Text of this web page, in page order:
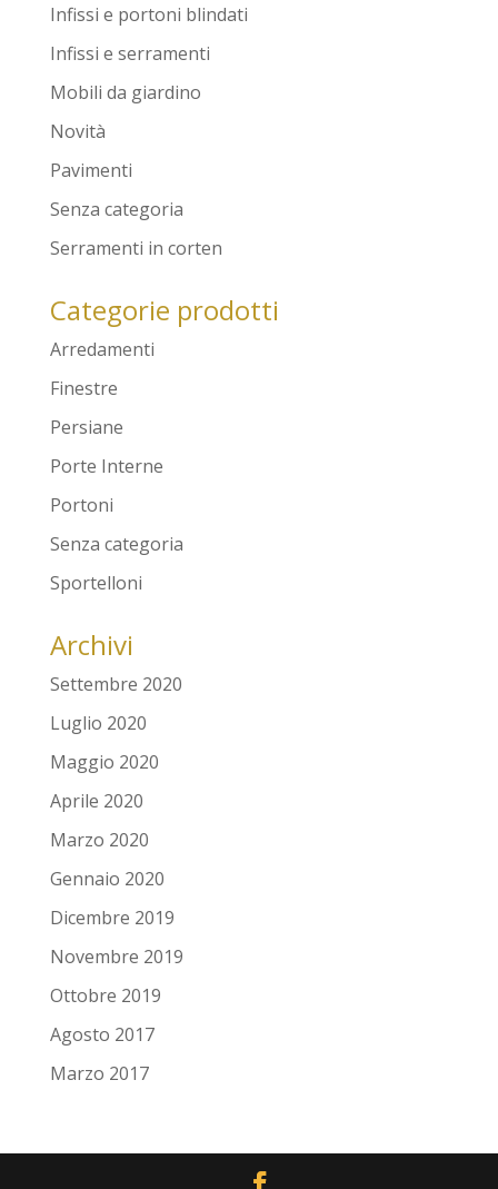
Infissi e portoni blindati
Infissi e serramenti
Mobili da giardino
Novità
Pavimenti
Senza categoria
Serramenti in corten
Categorie prodotti
Arredamenti
Finestre
Persiane
Porte Interne
Portoni
Senza categoria
Sportelloni
Archivi
Settembre 2020
Luglio 2020
Maggio 2020
Aprile 2020
Marzo 2020
Gennaio 2020
Dicembre 2019
Novembre 2019
Ottobre 2019
Agosto 2017
Marzo 2017